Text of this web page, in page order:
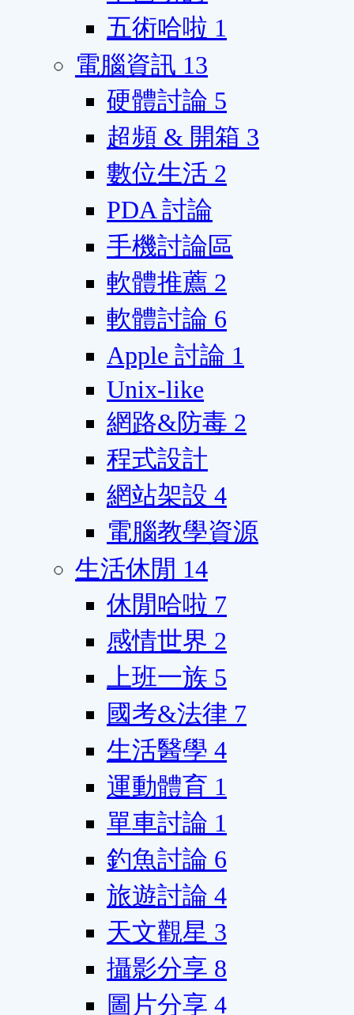
五術哈啦 1
電腦資訊 13
硬體討論 5
超頻 & 開箱 3
數位生活 2
PDA 討論
手機討論區
軟體推薦 2
軟體討論 6
Apple 討論 1
Unix-like
網路&防毒 2
程式設計
網站架設 4
電腦教學資源
生活休閒 14
休閒哈啦 7
感情世界 2
上班一族 5
國考&法律 7
生活醫學 4
運動體育 1
單車討論 1
釣魚討論 6
旅遊討論 4
天文觀星 3
攝影分享 8
圖片分享 4